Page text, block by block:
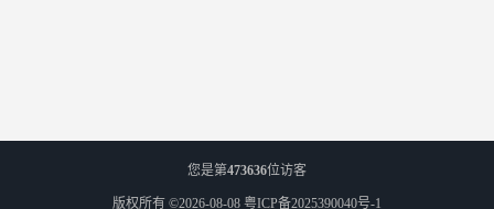
您是第473636位访客
版权所有 ©2026-08-08 粤ICP备2025390040号-1